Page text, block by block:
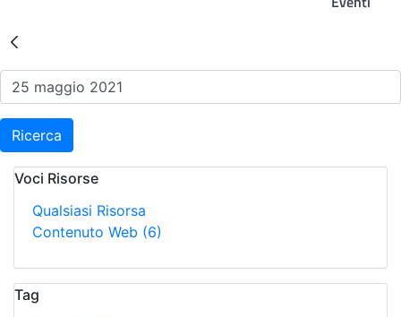
Risultati della Ricerca -
Ricerca
Voci Risorse
Qualsiasi Risorsa
Contenuto Web (6)
Tag